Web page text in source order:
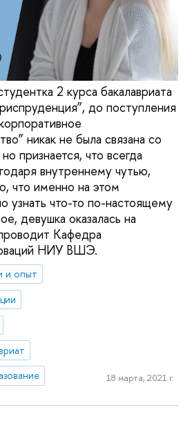
2 курса бакалавриата
до поступления
никак не была связана со
признается, что всегда
внутреннему чутью,
что именно на этом
узнать что-то по-настоящему
девушка оказалась на
Кафедра
НИУ ВШЭ.
и опыт
18 марта, 2021 г.